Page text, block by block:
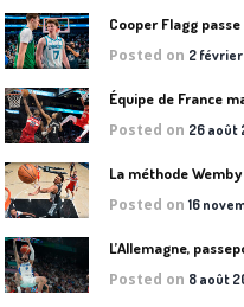
Cooper Flagg
Posted on 2
Équipe de France
Posted on 26 août
La méthode
Posted on16
L’Allemagne,
Posted on 8 août